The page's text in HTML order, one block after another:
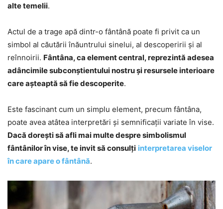
alte temelii.
Actul de a trage apă dintr-o fântână poate fi privit ca un
simbol al căutării înăuntrului sinelui, al descoperirii și al
reînnoirii. Fântâna, ca element central, reprezintă adesea
adâncimile subconștientului nostru și resursele interioare
care așteaptă să fie descoperite.
Este fascinant cum un simplu element, precum fântâna,
poate avea atâtea interpretări și semnificații variate în vise.
Dacă dorești să afli mai multe despre simbolismul
fântânilor în vise, te invit să consulți interpretarea viselor
în care apare o fântână.